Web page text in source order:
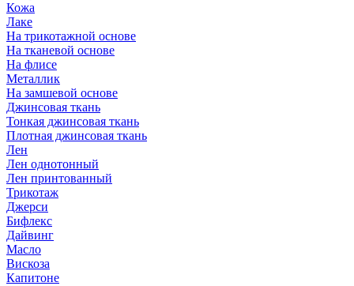
Кожа
Лаке
На трикотажной основе
На тканевой основе
На флисе
Металлик
На замшевой основе
Джинсовая ткань
Тонкая джинсовая ткань
Плотная джинсовая ткань
Лен
Лен однотонный
Лен принтованный
Трикотаж
Джерси
Бифлекс
Дайвинг
Масло
Вискоза
Капитоне